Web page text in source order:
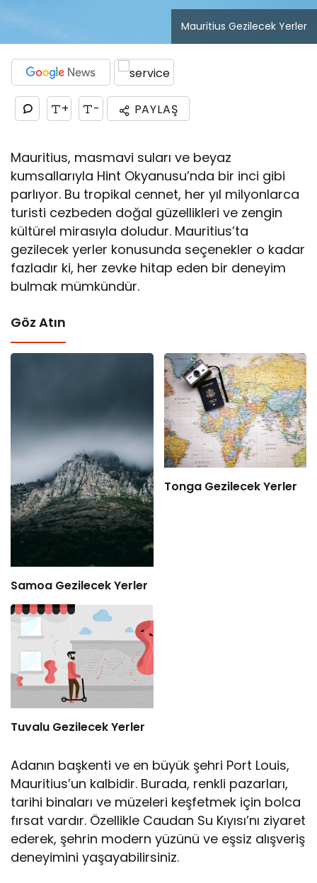
Mauritius Gezilecek Yerler
+ - PAYLAŞ
Mauritius, masmavi suları ve beyaz
kumsallarıyla Hint Okyanusu’nda bir inci gibi
parlıyor. Bu tropikal cennet, her yıl milyonlarca
turisti cezbeden doğal güzellikleri ve zengin
kültürel mirasıyla doludur. Mauritius’ta
gezilecek yerler konusunda seçenekler o kadar
fazladır ki, her zevke hitap eden bir deneyim
bulmak mümkündür.
Göz Atın
Samoa Gezilecek Yerler
Tonga Gezilecek Yerler
Tuvalu Gezilecek Yerler
Adanın başkenti ve en büyük şehri Port Louis,
Mauritius’un kalbidir. Burada, renkli pazarları,
tarihi binaları ve müzeleri keşfetmek için bolca
fırsat vardır. Özellikle Caudan Su Kıyısı’nı ziyaret
ederek, şehrin modern yüzünü ve eşsiz alışveriş
deneyimini yaşayabilirsiniz.